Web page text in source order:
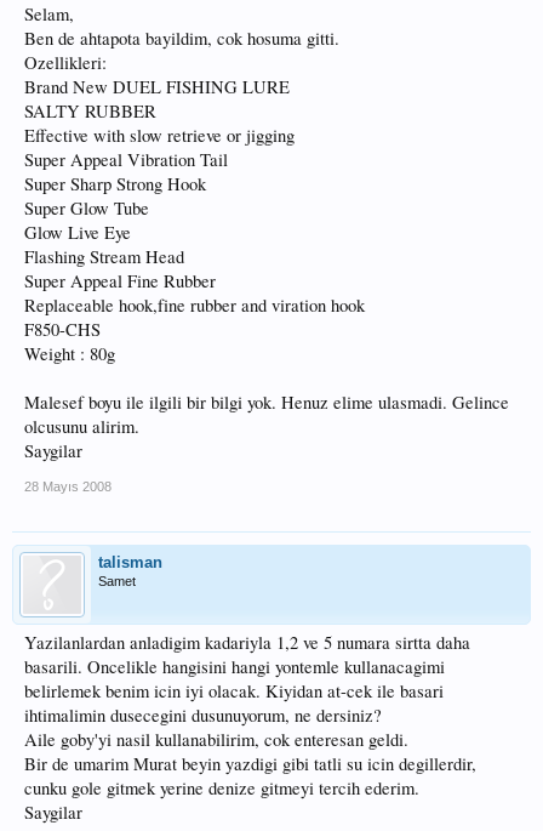
Bu crystal minnow serisi mükemmel bir seri. Yüzen(floating) ya da askıda
kalan(suspending) tür ise çok iyi iş yapar.Dalan cinsini kullanmadığım için
bilmiyorum. Çok güzel deniz turnası alırsınız bununla. Yerine göre levrek te
gelebilir.Hem sırtıda hem at-çekte iyi iş yapar. Benim bir favori yapay yemlerim
arasındadır crystal minnowlar.
Bu yo-zurinin boyunu tam kestiremedim ama sanırım bendekinin aynısı. Bununla
çok güzel ispendek-levrek yakalamıştım. Bunun düz mavi renkli olanı daha
iyidir.Size tavsiye ederim. Ayrıca mavi olanıyla gölde turna yakalayan insanlar
da tanıyorum. Ama dikkat edin. Çok sığ suda kullanmayın, çünkü bu yo-zurinin
belli bir dalma derinliği olması (0.5-1mt civarı sanırım)lazım.(Ben çok sığda
kullanmıştım, 1-2 kere tabana takılmıştı ama kurtardım.) Bunu sırtıda
kullanmanızı tavsiye etmem. Neden bilmiyorum. Bende ısrarla misinayı kendine
gelmeyen birşey.
hareketi denebilir jigging işlemi için. Youtube 'a jigging yazarsanız kullanımına
örnek olacak videolar bulabilirsiniz. Yanlış görmüyorsam 80 glık. Bu yemi
kullanmak için sanırım, sağlam bir kamışa(mümkünse çıkrık kamışı ve çıkrık
kullanın) ihtiyacınız olabilir.Bir de bunu derinliklerden çekmek sizi biraz
yorabilir. Ama kol kası için iyidir.
deneyeceğim. Bence bu yem çeşidi tam fantezi. Çok dipte sahte yeminiz var. O
derinlikten herşey çıkabilir.
Yanılmıyorsam bunlara "popper" deniyordu. Bu tam bir su üstü yemi olsa gerek.
Selam,
Ben de ahtapota bayildim, cok hosuma gitti.
Ozellikleri:
Brand New DUEL FISHING LURE
SALTY RUBBER
Effective with slow retrieve or jigging
Super Appeal Vibration Tail
Super Sharp Strong Hook
Super Glow Tube
Glow Live Eye
Flashing Stream Head
Super Appeal Fine Rubber
Replaceable hook,fine rubber and viration hook
F850-CHS
Weight : 80g
Malesef boyu ile ilgili bir bilgi yok. Henuz elime ulasmadi. Gelince
olcusunu alirim.
Saygilar
28 Mayıs 2008
talisman
Samet
Yazilanlardan anladigim kadariyla 1,2 ve 5 numara sirtta daha
basarili. Oncelikle hangisini hangi yontemle kullanacagimi
belirlemek benim icin iyi olacak. Kiyidan at-cek ile basari
ihtimalimin dusecegini dusunuyorum, ne dersiniz?
Aile goby'yi nasil kullanabilirim, cok enteresan geldi.
Bir de umarim Murat beyin yazdigi gibi tatli su icin degillerdir,
cunku gole gitmek yerine denize gitmeyi tercih ederim.
Saygilar